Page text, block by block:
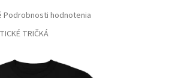
Podrobnosti hodnotenia
TRIČKÁ